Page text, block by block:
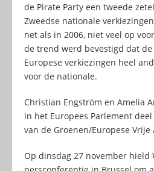
de Pirate Party een tweede
Zweedse nationale
net als in 2006, niet veel op
de trend werd bevestigd dat de
Europese verkiezingen heel
voor de nationale.
Christian Engström en Amelia
in het Europees Parlement
van de Groenen/Europese Vrije
Op dinsdag 27 november hield